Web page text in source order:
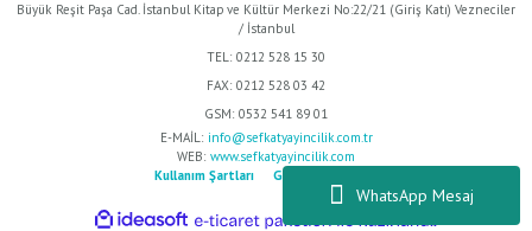
WhatsApp Mesaj
Büyük Reşit Paşa Cad. İstanbul Kitap ve Kültür Merkezi No:22/21 (Giriş Katı) Vezneciler
/ İstanbul
TEL: 0212 528 15 30
FAX: 0212 528 03 42
GSM: 0532 541 89 01
E-MAİL: info@sefkatyayincilik.com.tr
WEB: www.sefkatyayincilik.com
Kullanım Şartları
Gizlilik Politikası
ideasoft